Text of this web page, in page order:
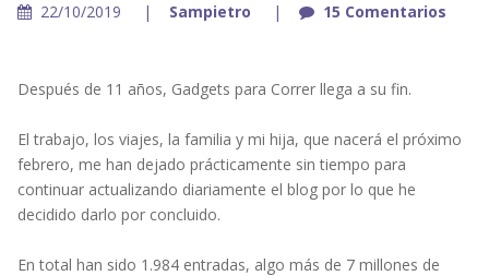
22/10/2019 Sampietro 15 Comentarios
Después de 11 años, Gadgets para Correr llega a su fin.
El trabajo, los viajes, la familia y mi hija, que nacerá el próximo
febrero, me han dejado prácticamente sin tiempo para
continuar actualizando diariamente el blog por lo que he
decidido darlo por concluido.
En total han sido 1.984 entradas, algo más de 7 millones de